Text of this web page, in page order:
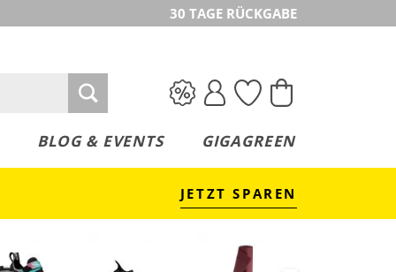
30 TAGE RÜCKGABE
BLOG & EVENTS GIGAGREEN
JETZT SPAREN